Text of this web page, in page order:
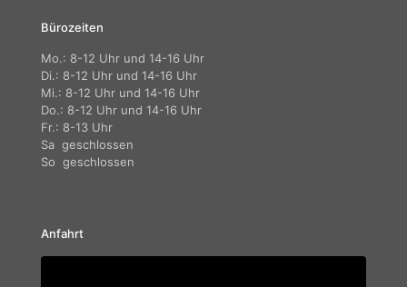
Bürozeiten
Mo.: 8-12 Uhr und 14-16 Uhr
Di.: 8-12 Uhr und 14-16 Uhr
Mi.: 8-12 Uhr und 14-16 Uhr
Do.: 8-12 Uhr und 14-16 Uhr
Fr.: 8-13 Uhr
Sa geschlossen
So geschlossen
Anfahrt